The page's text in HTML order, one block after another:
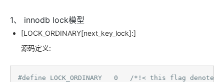
1、 innodb lock模型
[LOCK_ORDINARY[next_key_lock]:]
源码定义:
#define LOCK_ORDINARY   0   /*!< this flag denotes